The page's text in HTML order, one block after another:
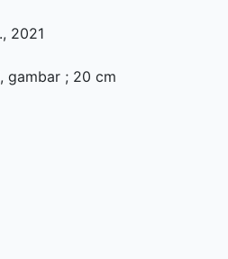
., 2021
gambar ; 20 cm